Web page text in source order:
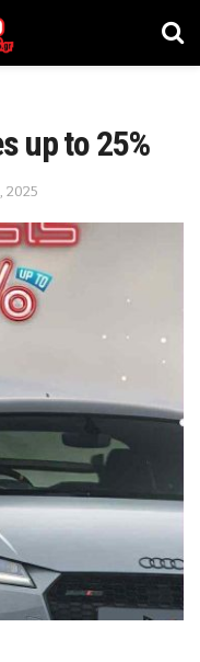
up to 25%
2025